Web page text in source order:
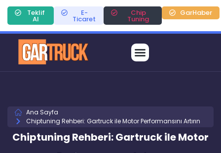
Teklif
Al
E-
Ticaret
Chip
Tuning
GarHaber
Ana Sayfa
Chiptuning Rehberi: Gartruck ile Motor Performansını Artırın
Chiptuning Rehberi: Gartruck ile Motor